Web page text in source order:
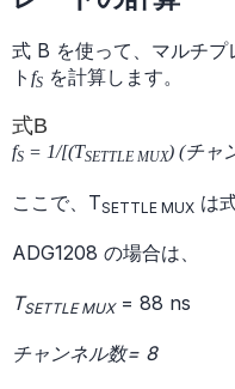
式 B を使って、マルチ
ト fS を計算します。
式B
fS = 1/[(TSETTLE MUX) (チャ
ここで、TSETTLE MUX は
ADG1208 の場合は、
TSETTLE MUX= 88 ns
チャンネル数= 8